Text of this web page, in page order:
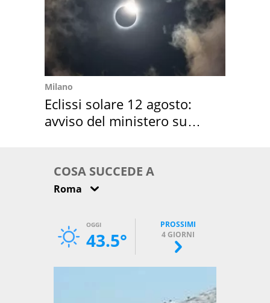
Milano
Eclissi solare 12 agosto:
avviso del ministero su